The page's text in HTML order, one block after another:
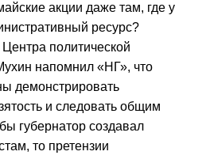
акции даже там, где у
ресурс?
политической
напомнил «НГ», что
демонстрировать
и следовать общим
губернатор создавал
то претензии